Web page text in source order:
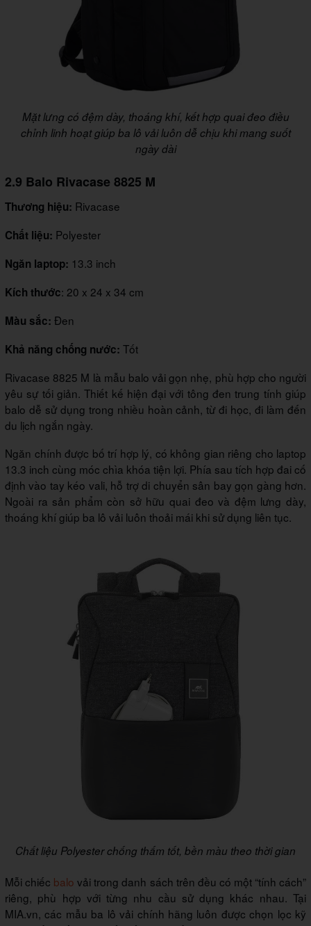
Mặt lưng có đệm dày, thoáng khí, kết hợp quai đeo điều
chỉnh linh hoạt giúp ba lô vải luôn dễ chịu khi mang suốt
ngày dài
2.9 Balo Rivacase 8825 M
Thương hiệu: Rivacase
Chất liệu: Polyester
Ngăn laptop: 13.3 inch
Kích thước: 20 x 24 x 34 cm
Màu sắc: Đen
Khả năng chống nước: Tốt
Rivacase 8825 M là mẫu balo vải gọn nhẹ, phù hợp cho người
yêu sự tối giản. Thiết kế hiện đại với tông đen trung tính giúp
balo dễ sử dụng trong nhiều hoàn cảnh, từ đi học, đi làm đến
du lịch ngắn ngày.
Ngăn chính được bố trí hợp lý, có không gian riêng cho laptop
13.3 inch cùng móc chìa khóa tiện lợi. Phía sau tích hợp đai cố
định vào tay kéo vali, hỗ trợ di chuyển sân bay gọn gàng hơn.
Ngoài ra sản phẩm còn sở hữu quai đeo và đệm lưng dày,
thoáng khí giúp ba lô vải luôn thoải mái khi sử dụng liên tục.
Chất liệu Polyester chống thấm tốt, bền màu theo thời gian
Mỗi chiếc balo vải trong danh sách trên đều có một “tính cách”
riêng, phù hợp với từng nhu cầu sử dụng khác nhau. Tại
MIA.vn, các mẫu ba lô vải chính hãng luôn được chọn lọc kỹ